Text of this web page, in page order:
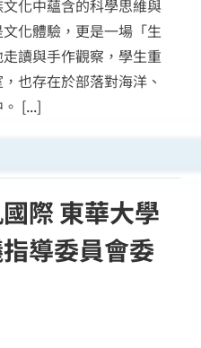
化中蘊含的科學思維與
化體驗，更是一場「生
讀與手作觀察，學生重
也存在於部落對海洋、
[...]
際 東華大學
導委員會委